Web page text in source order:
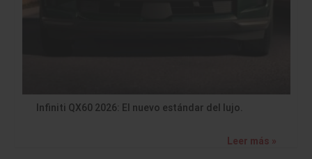
Infiniti QX60 2026: El nuevo estándar del lujo.
Leer más »